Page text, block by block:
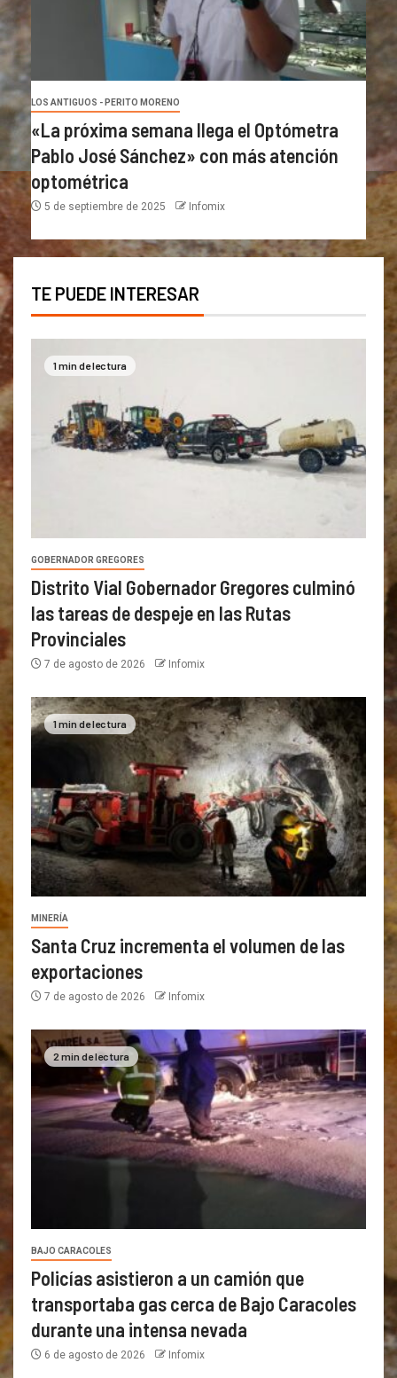
LOS ANTIGUOS - PERITO MORENO
«La próxima semana llega el Optómetra
Pablo José Sánchez» con más atención
optométrica
5 de septiembre de 2025 Infomix
TE PUEDE INTERESAR
1 min de lectura
GOBERNADOR GREGORES
Distrito Vial Gobernador Gregores culminó
las tareas de despeje en las Rutas
Provinciales
7 de agosto de 2026 Infomix
1 min de lectura
MINERÍA
Santa Cruz incrementa el volumen de las
exportaciones
7 de agosto de 2026 Infomix
2 min de lectura
BAJO CARACOLES
Policías asistieron a un camión que
transportaba gas cerca de Bajo Caracoles
durante una intensa nevada
6 de agosto de 2026 Infomix